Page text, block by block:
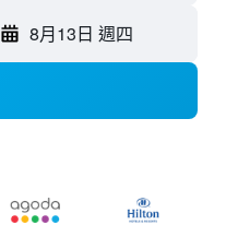
8月13日 週四